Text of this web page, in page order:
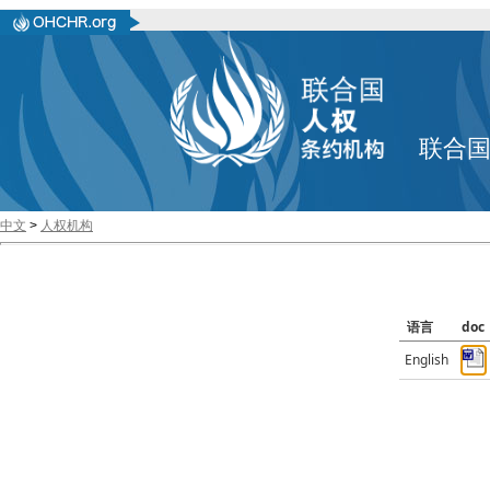
联合
中文 > 人权机构
语言
doc
English